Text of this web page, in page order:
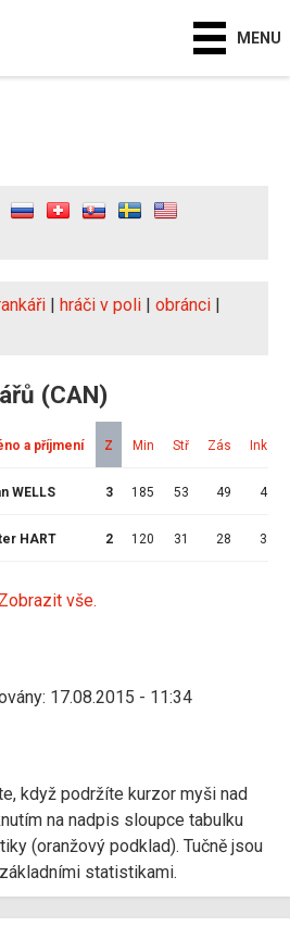
MENU
| hráči v poli | obránci |
(CAN)
a příjmení Z Min Stř Zás Ink
WELLS 3 185 53 49 4
HART 2 120 31 28 3
Zobrazit vše.
17.08.2015 - 11:34
když podržíte kurzor myši nad
na nadpis sloupce tabulku
(oranžový podklad). Tučně jsou
statistikami.